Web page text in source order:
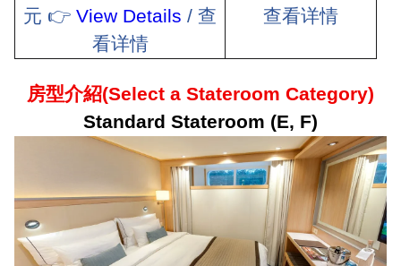
元 👉 View Details / 查
看详情
查看详情
房型介紹(Select a Stateroom Category)
Standard Stateroom (E, F)